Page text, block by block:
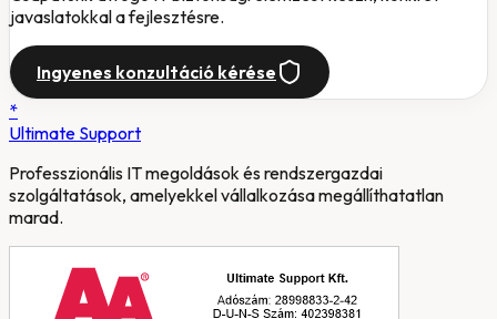
javaslatokkal a fejlesztésre.
Ingyenes konzultáció kérése
*
Ultimate Support
Professzionális IT megoldások és rendszergazdai
szolgáltatások, amelyekkel vállalkozása megállíthatatlan
marad.